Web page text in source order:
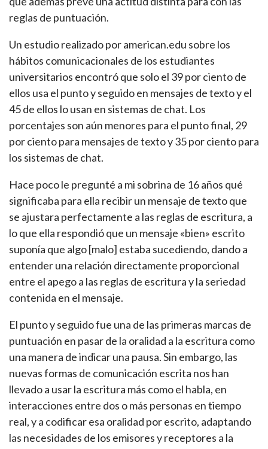
reglas de puntuación.
Un estudio realizado por american.edu sobre los
hábitos comunicacionales de los estudiantes
universitarios encontró que solo el 39 por ciento de
ellos usa el punto y seguido en mensajes de texto y el
45 de ellos lo usan en sistemas de chat. Los
porcentajes son aún menores para el punto final, 29
por ciento para mensajes de texto y 35 por ciento para
los sistemas de chat.
Hace poco le pregunté a mi sobrina de 16 años qué
significaba para ella recibir un mensaje de texto que
se ajustara perfectamente a las reglas de escritura, a
lo que ella respondió que un mensaje «bien» escrito
suponía que algo [malo] estaba sucediendo, dando a
entender una relación directamente proporcional
entre el apego a las reglas de escritura y la seriedad
contenida en el mensaje.
El punto y seguido fue una de las primeras marcas de
puntuación en pasar de la oralidad a la escritura como
una manera de indicar una pausa. Sin embargo, las
nuevas formas de comunicación escrita nos han
llevado a usar la escritura más como el habla, en
interacciones entre dos o más personas en tiempo
real, y a codificar esa oralidad por escrito, adaptando
las necesidades de los emisores y receptores a la